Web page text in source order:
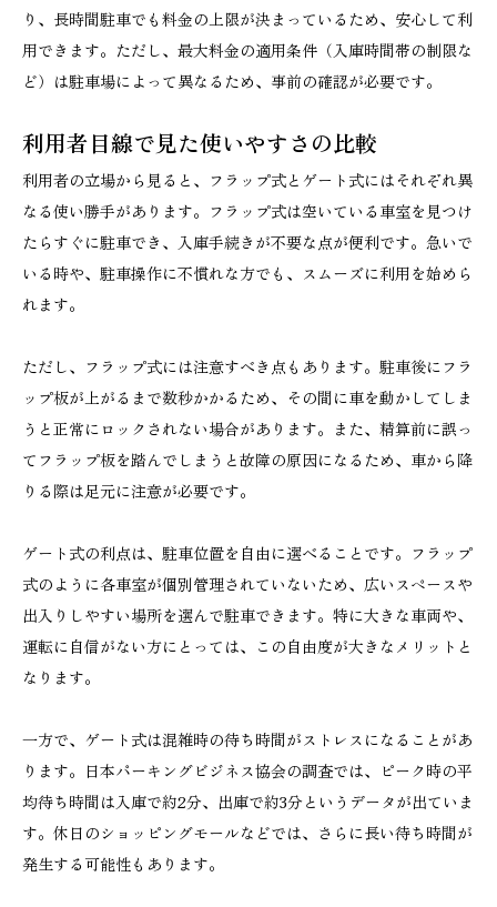
り、長時間駐車でも料金の上限が決まっているため、安心して利
用できます。ただし、最大料金の適用条件（入庫時間帯の制限な
ど）は駐車場によって異なるため、事前の確認が必要です。
利用者目線で見た使いやすさの比較
利用者の立場から見ると、フラップ式とゲート式にはそれぞれ異
なる使い勝手があります。フラップ式は空いている車室を見つけ
たらすぐに駐車でき、入庫手続きが不要な点が便利です。急いで
いる時や、駐車操作に不慣れな方でも、スムーズに利用を始めら
れます。
ただし、フラップ式には注意すべき点もあります。駐車後にフラ
ップ板が上がるまで数秒かかるため、その間に車を動かしてしま
うと正常にロックされない場合があります。また、精算前に誤っ
てフラップ板を踏んでしまうと故障の原因になるため、車から降
りる際は足元に注意が必要です。
ゲート式の利点は、駐車位置を自由に選べることです。フラップ
式のように各車室が個別管理されていないため、広いスペースや
出入りしやすい場所を選んで駐車できます。特に大きな車両や、
運転に自信がない方にとっては、この自由度が大きなメリットと
なります。
一方で、ゲート式は混雑時の待ち時間がストレスになることがあ
ります。日本パーキングビジネス協会の調査では、ピーク時の平
均待ち時間は入庫で約2分、出庫で約3分というデータが出ていま
す。休日のショッピングモールなどでは、さらに長い待ち時間が
発生する可能性もあります。